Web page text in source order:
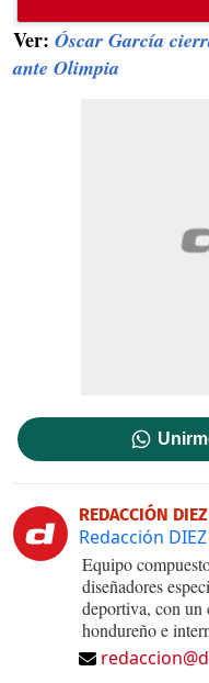
Ver: Óscar García
ante Olimpia
REDACCIÓN DIEZ
Redacción DIEZ
Equipo
diseñadores
deportiva, con
hondureño e